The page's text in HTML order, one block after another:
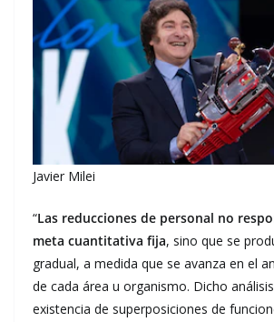
Javier Milei
“Las reducciones de personal no
meta cuantitativa fija, sino que se
gradual, a medida que se avanza en el
de cada área u organismo. Dicho
existencia de superposiciones de